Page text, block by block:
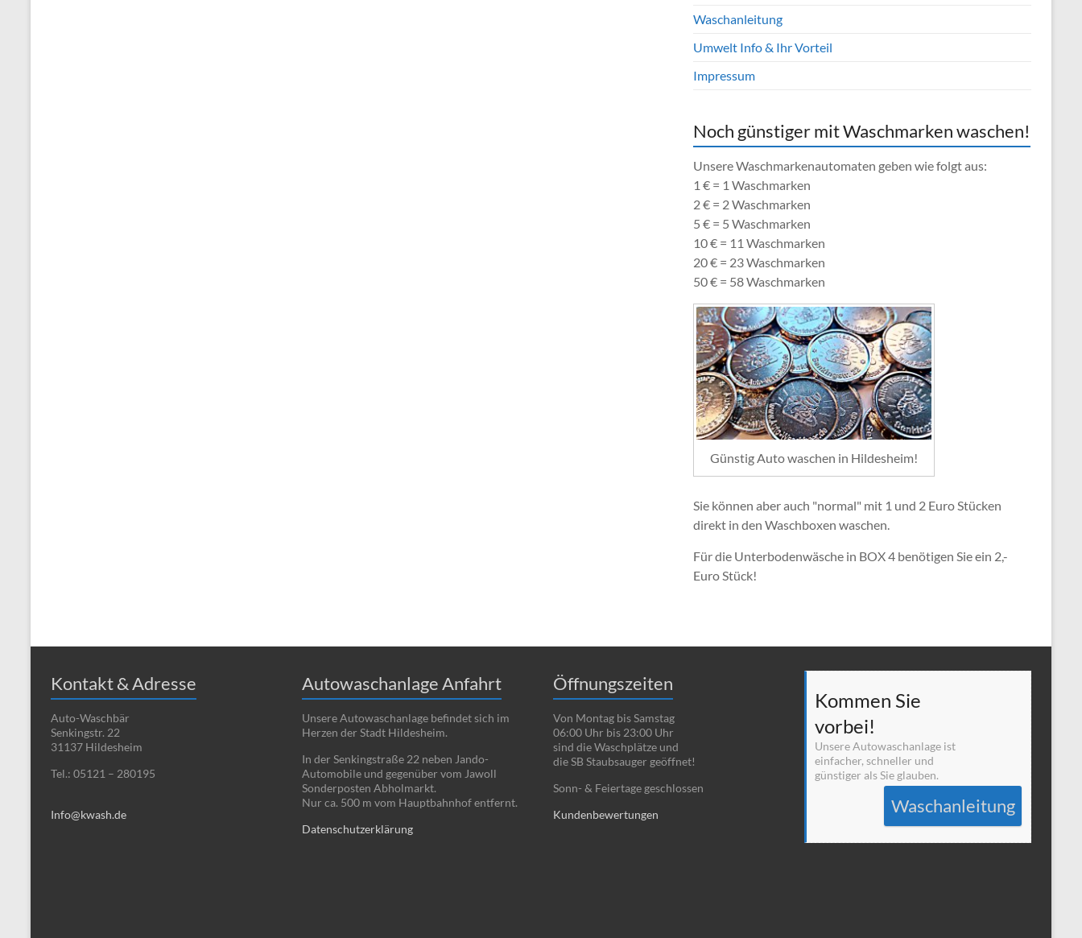
Waschanleitung
Umwelt Info & Ihr Vorteil
Impressum
Noch günstiger mit Waschmarken waschen!
Unsere Waschmarkenautomaten geben wie folgt aus:
1 € = 1 Waschmarken
2 € = 2 Waschmarken
5 € = 5 Waschmarken
10 € = 11 Waschmarken
20 € = 23 Waschmarken
50 € = 58 Waschmarken
Günstig Auto waschen in Hildesheim!
Sie können aber auch "normal" mit 1 und 2 Euro Stücken
direkt in den Waschboxen waschen.
Für die Unterbodenwäsche in BOX 4 benötigen Sie ein 2,-
Euro Stück!
Kontakt & Adresse
Auto-Waschbär
Senkingstr. 22
31137 Hildesheim
Tel.: 05121 – 280195
Info@kwash.de
Autowaschanlage Anfahrt
Unsere Autowaschanlage befindet sich im
Herzen der Stadt Hildesheim.
In der Senkingstraße 22 neben Jando-
Automobile und gegenüber vom Jawoll
Sonderposten Abholmarkt.
Nur ca. 500 m vom Hauptbahnhof entfernt.
Datenschutzerklärung
Öffnungszeiten
Von Montag bis Samstag
06:00 Uhr bis 23:00 Uhr
sind die Waschplätze und
die SB Staubsauger geöffnet!
Sonn- & Feiertage geschlossen
Kundenbewertungen
Kommen Sie
vorbei!
Unsere Autowaschanlage ist
einfacher, schneller und
günstiger als Sie glauben.
Waschanleitung